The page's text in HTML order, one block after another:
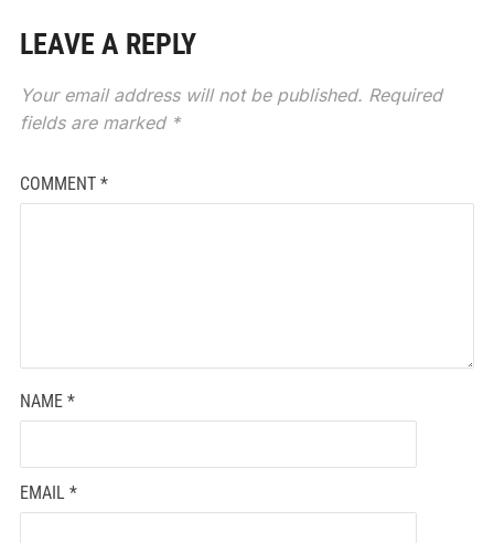
LEAVE A REPLY
Your email address will not be published. Required
fields are marked *
COMMENT *
NAME *
EMAIL *